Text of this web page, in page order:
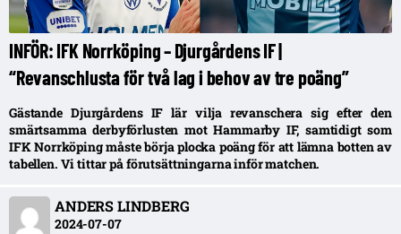
INFÖR: IFK Norrköping – Djurgårdens IF |
“Revanschlusta för två lag i behov av tre poäng”
Gästande Djurgårdens IF lär vilja revanschera sig efter den
smärtsamma derbyförlusten mot Hammarby IF, samtidigt som
IFK Norrköping måste börja plocka poäng för att lämna botten av
tabellen. Vi tittar på förutsättningarna inför matchen.
ANDERS LINDBERG
2024-07-07